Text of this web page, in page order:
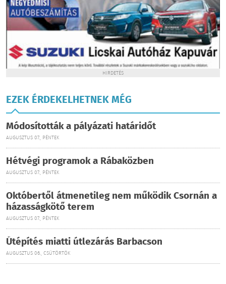
HIRDETÉS
EZEK ÉRDEKELHETNEK MÉG
Módosították a pályázati határidőt
AUGUSZTUS 07., PÉNTEK
Hétvégi programok a Rábaközben
AUGUSZTUS 07., PÉNTEK
Októbertől átmenetileg nem működik Csornán a
házasságkötő terem
AUGUSZTUS 07., PÉNTEK
Útépítés miatti útlezárás Barbacson
AUGUSZTUS 06., CSÜTÖRTÖK